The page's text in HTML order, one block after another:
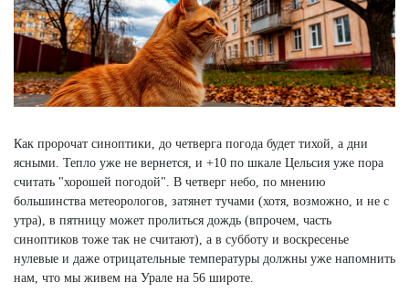
Как пророчат синоптики, до четверга погода будет тихой, а дни
ясными. Тепло уже не вернется, и +10 по шкале Цельсия уже пора
считать "хорошей погодой". В четверг небо, по мнению
большинства метеорологов, затянет тучами (хотя, возможно, и не с
утра), в пятницу может пролиться дождь (впрочем, часть
синоптиков тоже так не считают), а в субботу и воскресенье
нулевые и даже отрицательные температуры должны уже напомнить
нам, что мы живем на Урале на 56 широте.